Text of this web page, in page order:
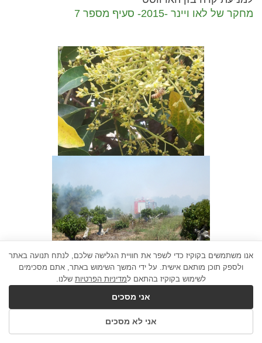
מחקר של לאו ויינר -2015- סעיף מספר 7
אנו משתמשים בקוקיז כדי לשפר את חוויית הגלישה שלכם, לנתח תנועה באתר
ולספק תוכן מותאם אישית. על ידי המשך השימוש באתר, אתם מסכימים
לשימוש בקוקיז בהתאם למדיניות הפרטיות שלנו.
אני מסכים
אני לא מסכים